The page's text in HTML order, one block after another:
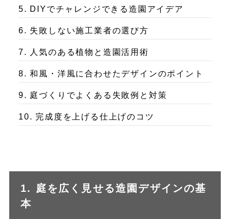
5. DIYでチャレンジできる造園アイデア
6. 失敗しない施工業者の選び方
7. 人気のある植物と造園活用術
8. 和風・洋風に合わせたデザインのポイント
9. 庭づくりでよくある失敗例と対策
10. 完成度を上げる仕上げのコツ
1. 庭を広く見せる造園デザインの基
本